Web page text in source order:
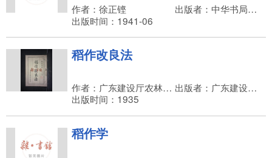
作者：徐正铿
出版者：中华书局有限公司，路锡三
出版时间：1941-06
稻作改良法
作者：广东建设厅农林局农艺系
出版者：广东建设厅农林局推广课
出版时间：1935
稻作学